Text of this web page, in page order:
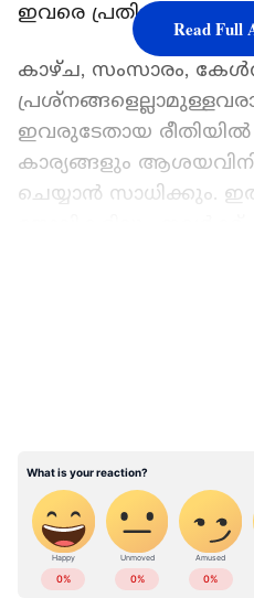
ഇവരെ
കാഴ്ച, സംസാരം,
ഇവരുടേതായ രീതിയില്‍
കാര്യങ്ങളും
ചെയ്യാൻ സാധിക്കും.
പിന്നീട് വിട്ടയച്ച
നടപടിയെടുത്ത
ശ്രദ്ധ നേടുന്നത്.
മിനോസോട്ടയിലാണ്
Read Full
ABOUT THE AUTHOR